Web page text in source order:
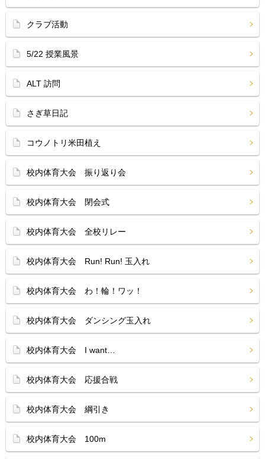
クラブ活動
5/22 授業風景
ALT 訪問
さぎ草日記
コウノトリ米田植え
校内体育大会 振り返り会
校内体育大会 閉会式
校内体育大会 全校リレー
校内体育大会 Run! Run! 玉入れ
校内体育大会 わ！輪！ワッ！
校内体育大会 ダンシング玉入れ
校内体育大会 I want…
校内体育大会 応援合戦
校内体育大会 綱引き
校内体育大会 100m